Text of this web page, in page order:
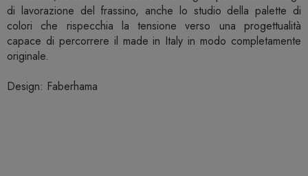
di lavorazione del frassino, anche lo studio della palette di
colori che rispecchia la tensione verso una progettualità
capace di percorrere il made in Italy in modo completamente
originale.
Design: Faberhama